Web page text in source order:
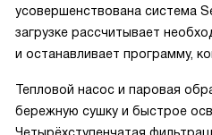
усовершенствована система
загрузке рассчитывает
и останавливает программу,
Тепловой насос и паровая
бережную сушку и быстрое
Четырёхступенчатая